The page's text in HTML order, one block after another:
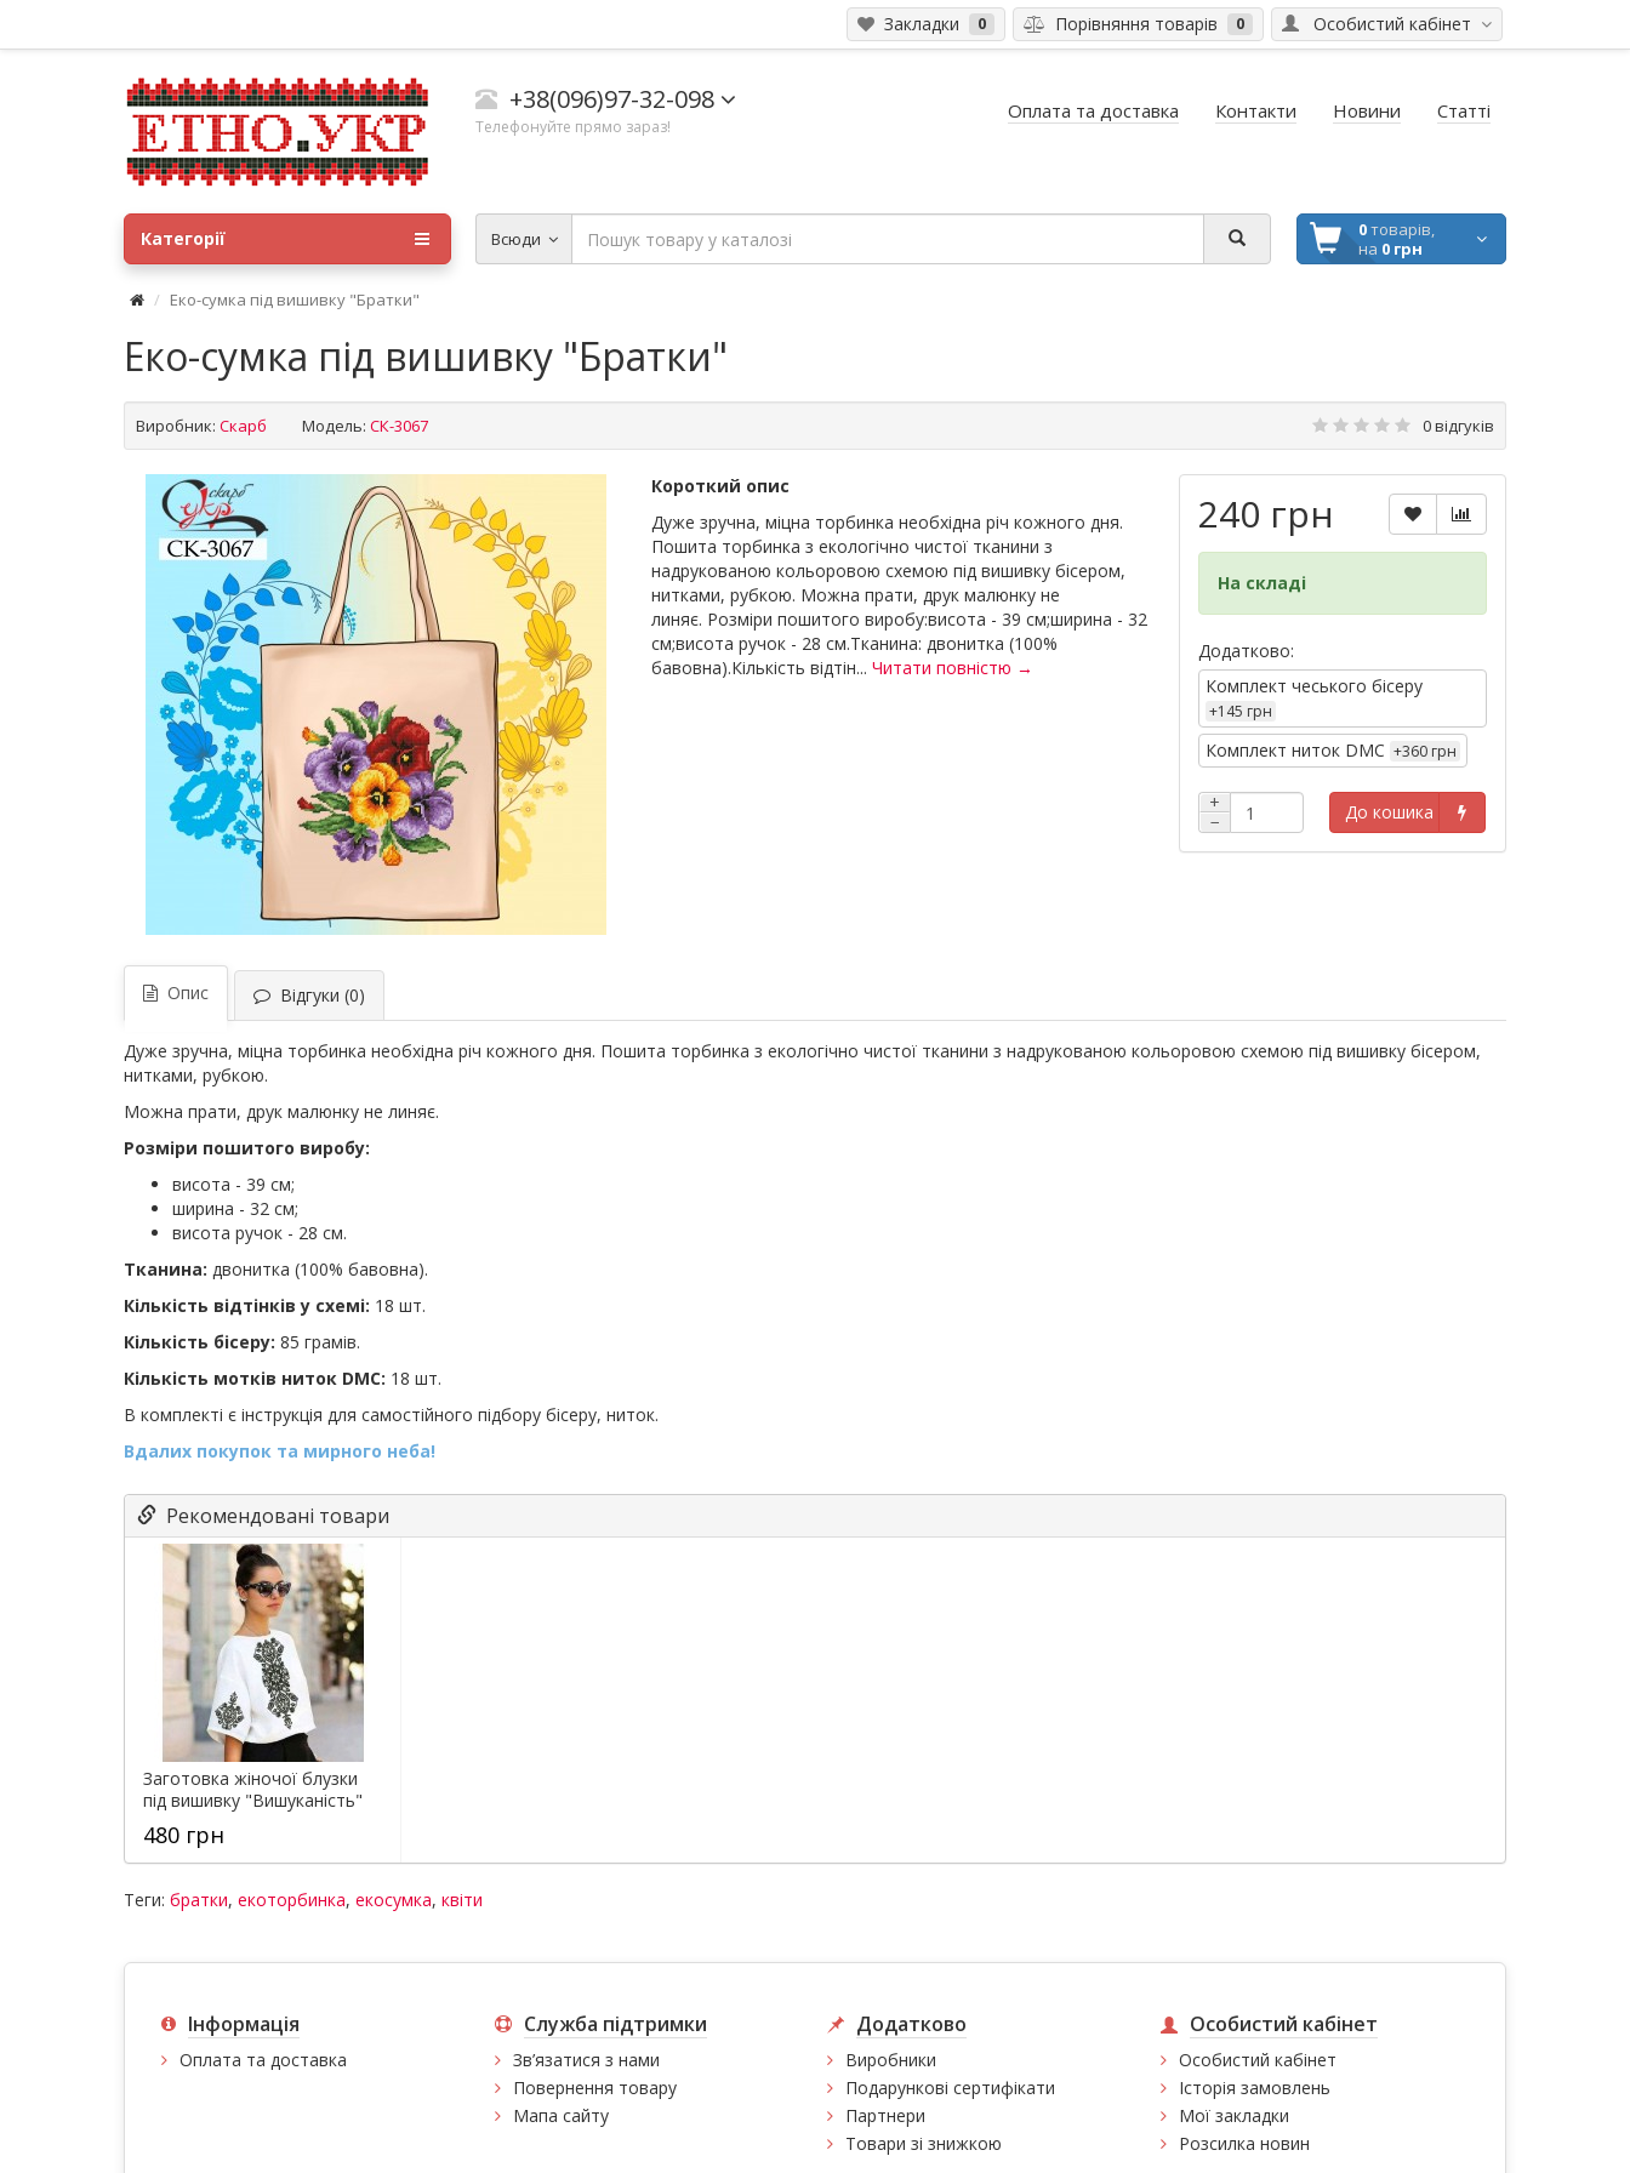
Особистий кабінет
Закладки 0 Порівняння товарів 0
+38(096)97-32-098
Телефонуйте прямо зараз!
Оплата та доставка Контакти Новини Статті
Всюди 0товарів,
на 0 грн
Категорії
Еко-сумка під вишивку "Братки"
Еко-сумка під вишивку "Братки"
Виробник: Скарб Модель: СК-3067 0 відгуків
Короткий опис
Дуже зручна, міцна торбинка необхідна річ кожного дня.
Пошита торбинка з екологічно чистої тканини з
надрукованою кольоровою схемою під вишивку бісером,
нитками, рубкою. Можна прати, друк малюнку не
линяє. Розміри пошитого виробу:висота - 39 см;ширина - 32
см;висота ручок - 28 см.Тканина: двонитка (100%
бавовна).Кількість відтін... Читати повністю →
240 грн
На складі
Додатково:
Комплект чеського бісеру
+145 грн
Комплект ниток DMC +360 грн
+
−
До кошика
Опис Відгуки (0)
Дуже зручна, міцна торбинка необхідна річ кожного дня. Пошита торбинка з екологічно чистої тканини з надрукованою кольоровою схемою під вишивку бісером,
нитками, рубкою.
Можна прати, друк малюнку не линяє.
Розміри пошитого виробу:
висота - 39 см;
ширина - 32 см;
висота ручок - 28 см.
Тканина: двонитка (100% бавовна).
Кількість відтінків у схемі: 18 шт.
Кількість бісеру: 85 грамів.
Кількість мотків ниток DMC: 18 шт.
В комплекті є інструкція для самостійного підбору бісеру, ниток.
Вдалих покупок та мирного неба!
Рекомендовані товари
Заготовка жіночої блузки
під вишивку "Вишуканість"
480 грн
Теги: братки, екоторбинка, екосумка, квіти
Інформація
Оплата та доставка
Служба підтримки
Зв’язатися з нами
Повернення товару
Мапа сайту
Додатково
Виробники
Подарункові сертифікати
Партнери
Товари зі знижкою
Особистий кабінет
Особистий кабінет
Історія замовлень
Мої закладки
Розсилка новин